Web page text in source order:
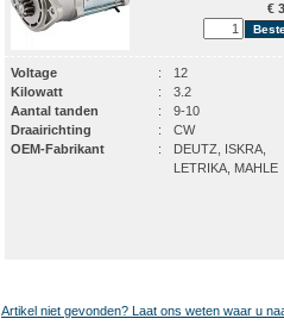
€
Voltage :
12
Kilowatt
:
3.2
Aantal tanden
:
9-10
Draairichting
:
CW
OEM-Fabrikant
:
DEUTZ, ISKRA,
LETRIKA, MAHLE
Artikel niet gevonden? Laat ons weten waar u